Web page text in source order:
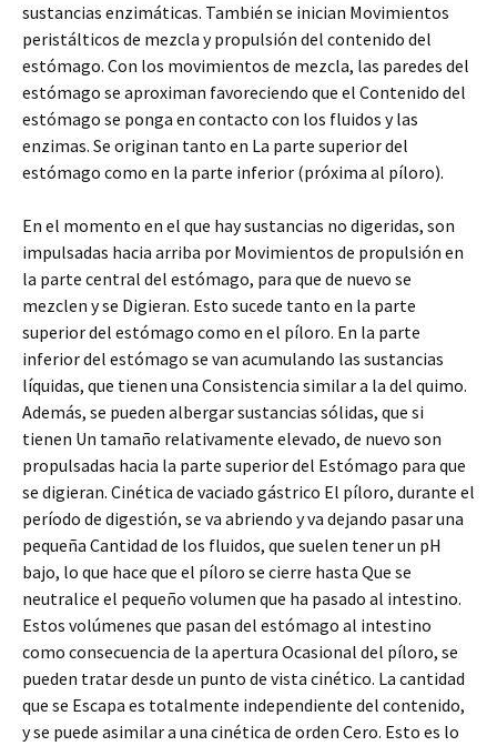
sustancias enzimáticas. También se inician Movimientos
peristálticos de mezcla y propulsión del contenido del
estómago. Con los movimientos de mezcla, las paredes del
estómago se aproximan favoreciendo que el Contenido del
estómago se ponga en contacto con los fluidos y las
enzimas. Se originan tanto en La parte superior del
estómago como en la parte inferior (próxima al píloro).
En el momento en el que hay sustancias no digeridas, son
impulsadas hacia arriba por Movimientos de propulsión en
la parte central del estómago, para que de nuevo se
mezclen y se Digieran. Esto sucede tanto en la parte
superior del estómago como en el píloro. En la parte
inferior del estómago se van acumulando las sustancias
líquidas, que tienen una Consistencia similar a la del quimo.
Además, se pueden albergar sustancias sólidas, que si
tienen Un tamaño relativamente elevado, de nuevo son
propulsadas hacia la parte superior del Estómago para que
se digieran. Cinética de vaciado gástrico El píloro, durante el
período de digestión, se va abriendo y va dejando pasar una
pequeña Cantidad de los fluidos, que suelen tener un pH
bajo, lo que hace que el píloro se cierre hasta Que se
neutralice el pequeño volumen que ha pasado al intestino.
Estos volúmenes que pasan del estómago al intestino
como consecuencia de la apertura Ocasional del píloro, se
pueden tratar desde un punto de vista cinético. La cantidad
que se Escapa es totalmente independiente del contenido,
y se puede asimilar a una cinética de orden Cero. Esto es lo